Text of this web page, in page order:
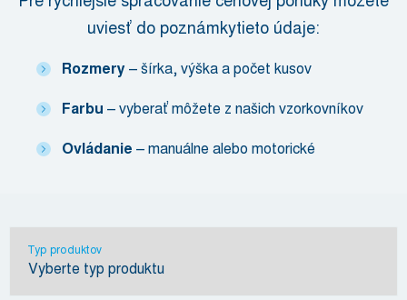
uviesť do poznámkytieto údaje:
Rozmery – šírka, výška a počet kusov
Farbu – vyberať môžete z našich vzorkovníkov
Ovládanie – manuálne alebo motorické
Typ produktov